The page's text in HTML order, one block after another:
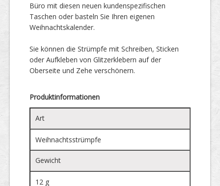
Büro mit diesen neuen kundenspezifischen
Taschen oder basteln Sie Ihren eigenen
Weihnachtskalender.
Sie können die Strümpfe mit Schreiben, Sticken
oder Aufkleben von Glitzerklebern auf der
Oberseite und Zehe verschönern.
Produktinformationen
Art
Weihnachtsstrümpfe
Gewicht
12 g